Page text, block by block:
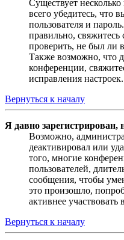
Существует
всего убедитесь, что
пользователя и
правильно,
проверить, не был ли
Также возможно, что
конференции,
исправления настроек.
Вернуться к началу
Я давно зарегистрирован,
Возможно,
деактивировал или
того, многие
пользователей,
сообщения, чтобы
это произошло,
активнее участвовать
Вернуться к началу